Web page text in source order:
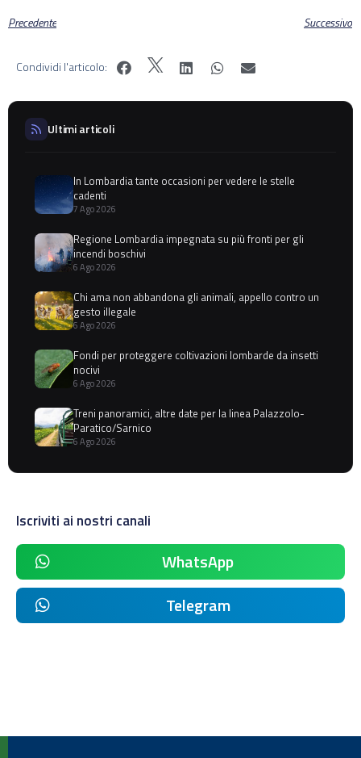
Precedente Successivo
Condividi l'articolo:
Ultimi articoli
In Lombardia tante occasioni per vedere le stelle
cadenti
7 Ago 2026
Regione Lombardia impegnata su più fronti per gli
incendi boschivi
6 Ago 2026
Chi ama non abbandona gli animali, appello contro un
gesto illegale
6 Ago 2026
Fondi per proteggere coltivazioni lombarde da insetti
nocivi
6 Ago 2026
Treni panoramici, altre date per la linea Palazzolo-
Paratico/Sarnico
6 Ago 2026
Iscriviti ai nostri canali
WhatsApp
Telegram